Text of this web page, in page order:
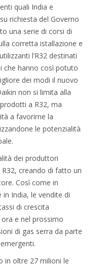
quali India e
richiesta del Governo
una serie di corsi di
corretta istallazione e
l’R32 destinati
che hanno così potuto
dei modi il nuovo
non si limita alla
a R32, ma
a favorirne la
le potenzialità
dei produttori
creando di fatto un
Così come in
in India, le vendite di
di crescita
e nel prossimo
di gas serra da parte
in oltre 27 milioni le